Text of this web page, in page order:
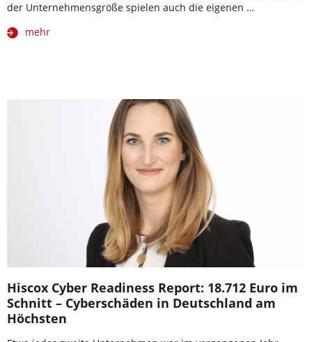
der Unternehmensgröße spielen auch die eigenen …
mehr
Hiscox Cyber Readiness Report: 18.712 Euro im
Schnitt – Cyberschäden in Deutschland am
Höchsten